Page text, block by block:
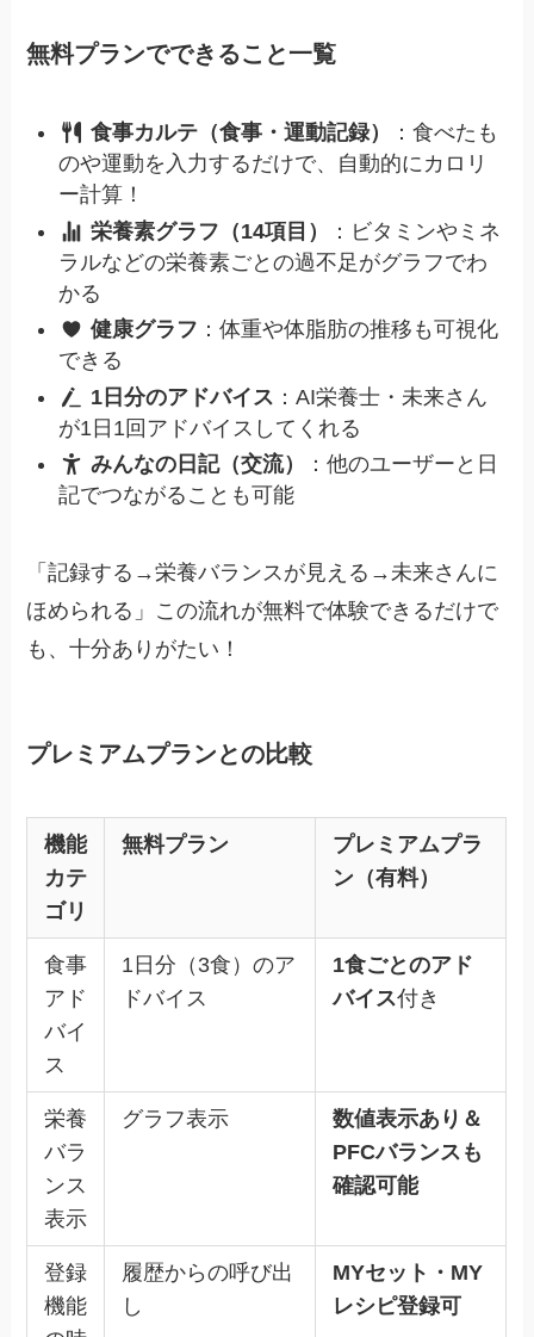
無料プランでできること一覧
食事カルテ（食事・運動記録）
：食べたも
のや運動を入力するだけで、自動的にカロリ
ー計算！
栄養素グラフ（14項目）
：ビタミンやミネ
ラルなどの栄養素ごとの過不足がグラフでわ
かる
健康グラフ ：体重や体脂肪の推移も可視化
できる
1日分のアドバイス ：AI栄養士・未来さん
が1日1回アドバイスしてくれる
みんなの日記（交流）
：他のユーザーと日
記でつながることも可能
「記録する→栄養バランスが見える→未来さんに
ほめられる」この流れが無料で体験できるだけで
も、十分ありがたい！
プレミアムプランとの比較
機能
カテ
ゴリ
無料プラン
プレミアムプラ
ン（有料）
食事
アド
バイ
ス
1日分（3食）のア
ドバイス
1食ごとのアド
バイス付き
栄養
バラ
ンス
表示
グラフ表示
数値表示あり＆
PFCバランスも
確認可能
登録
機能
履歴からの呼び出
し
MYセット・MY
レシピ登録可